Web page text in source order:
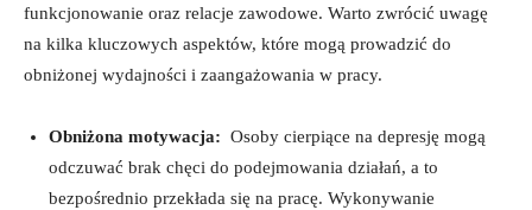
funkcjonowanie oraz relacje zawodowe. Warto‌ zwrócić⁣ uwagę
na⁢ kilka kluczowych ‌aspektów, które mogą⁢ prowadzić‍ do⁣
obniżonej⁣ wydajności‍ i zaangażowania w pracy.
Obniżona ⁢motywacja: ‌ Osoby ⁣cierpiące na ⁢depresję mogą
odczuwać ‍brak ‌chęci do podejmowania ⁤działań, a to
bezpośrednio ‌przekłada się na pracę.​ Wykonywanie